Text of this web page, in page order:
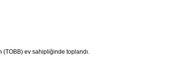
(TOBB) ev sahipliğinde toplandı.